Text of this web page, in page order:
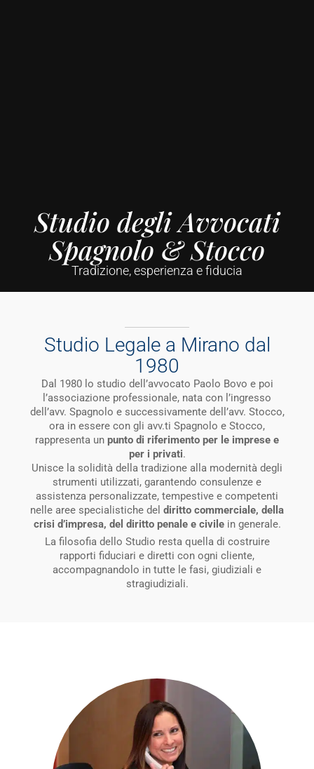
Studio degli Avvocati
Spagnolo & Stocco
Tradizione, esperienza e fiducia
Studio Legale a Mirano dal
1980
Dal 1980 lo studio dell’avvocato Paolo Bovo e poi
l’associazione professionale, nata con l’ingresso
dell’avv. Spagnolo e successivamente dell’avv. Stocco,
ora in essere con gli avv.ti Spagnolo e Stocco,
rappresenta un punto di riferimento per le imprese e
per i privati.
Unisce la solidità della tradizione alla modernità degli
strumenti utilizzati, garantendo consulenze e
assistenza personalizzate, tempestive e competenti
nelle aree specialistiche del diritto commerciale, della
crisi d’impresa, del diritto penale e civilein generale.
La filosofia dello Studio resta quella di costruire
rapporti fiduciari e diretti con ogni cliente,
accompagnandolo in tutte le fasi, giudiziali e
stragiudiziali.